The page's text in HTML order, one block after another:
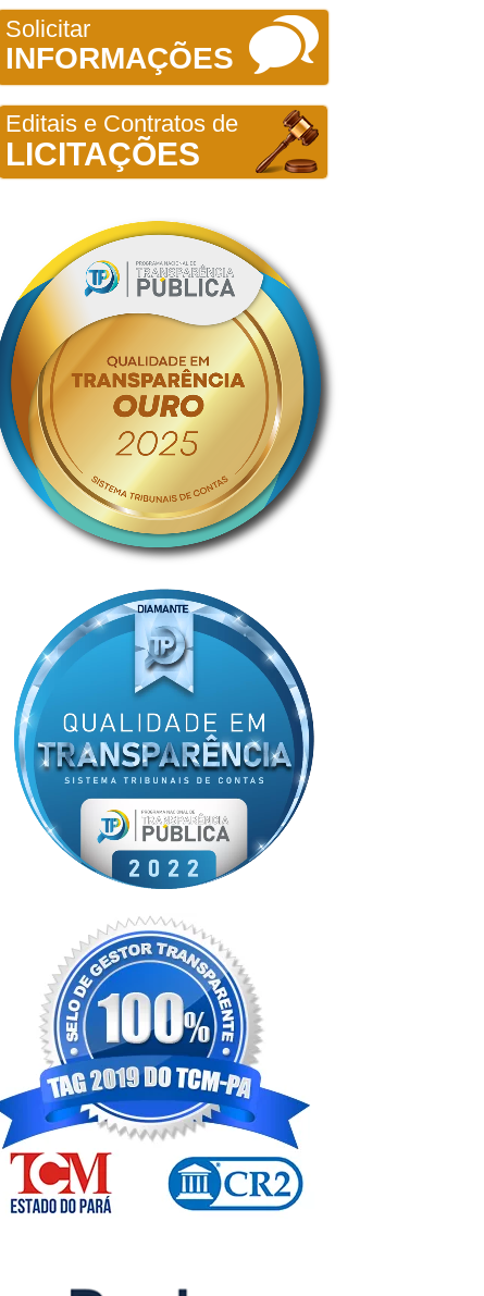
Solicitar
INFORMAÇÕES
Editais e Contratos de
LICITAÇÕES